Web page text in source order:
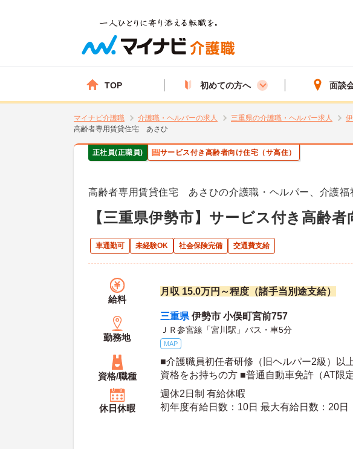
TOP 初めての方へ 面談
マイナビ介護職 介護職・ヘルパーの求人 三重県の介護職・ヘルパー求人
高齢者専用賃貸住宅 あさひ
正社員(正職員) サービス付き高齢者向け住宅（サ高住）
高齢者専用賃貸住宅 あさひの介護職・ヘルパー、介護福
【三重県伊勢市】サービス付き高齢
車通勤可 未経験OK 社会保険完備 交通費支給
給料
月収 15.0万円～程度（諸手当別途支給）
勤務地
三重県 伊勢市 小俣町宮前757
ＪＲ参宮線「宮川駅」バス・車5分
MAP
資格/職種
■介護職員初任者研修（旧ヘルパー2級）以
資格をお持ちの方 ■普通自動車免許（AT限定
可）をお持ちの方
休日休暇
週休2日制 有給休暇
初年度有給日数：10日 最大有給日数：20日